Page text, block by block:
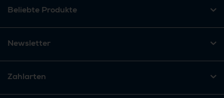
Beliebte Produkte
Newsletter
Zahlarten